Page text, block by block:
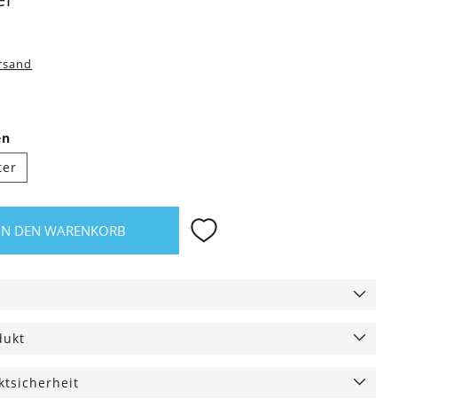
DEN WARENKORB